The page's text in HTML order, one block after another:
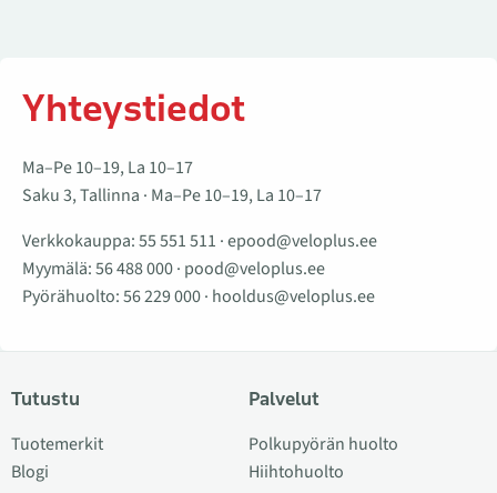
Yhteystiedot
Ma–Pe 10–19, La 10–17
Saku 3, Tallinna · Ma–Pe 10–19, La 10–17
Verkkokauppa:55 551 511 ·epood@veloplus.ee
Myymälä:56 488 000· pood@veloplus.ee
Pyörähuolto:56 229 000· hooldus@veloplus.ee
Tutustu
Tuotemerkit
Blogi
Palvelut
Polkupyörän huolto
Hiihtohuolto